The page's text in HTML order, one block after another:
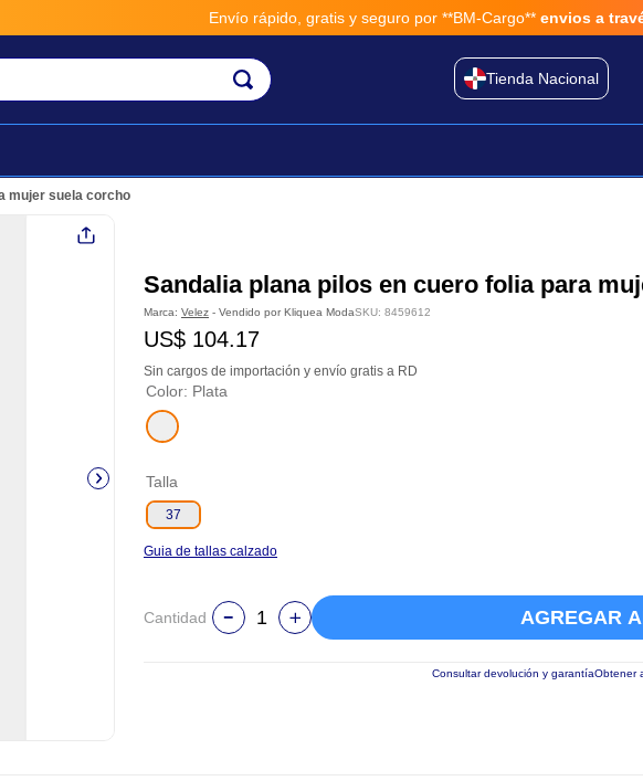
Envío rápido, gratis y seguro por **BM-Cargo** envios a través
Tienda Nacional
mujer suela corcho
Sandalia plana pilos en cuero folia para
Marca: Velez - Vendido por Kliquea ModaSKU: 8459612
US$ 104.17
Sin cargos de importación y envío gratis a RD
Color: Plata
Talla
37
Guia de tallas calzado
Cantidad AGREGAR
Consultar devolución y garantíaObtener